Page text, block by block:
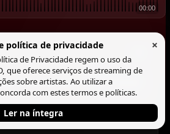
00:00
Comentar
política de privacidade ×
de Privacidade regem o uso da
que oferece serviços de streaming de
sobre artistas. Ao utilizar a
com estes termos e políticas.
Ler na íntegra